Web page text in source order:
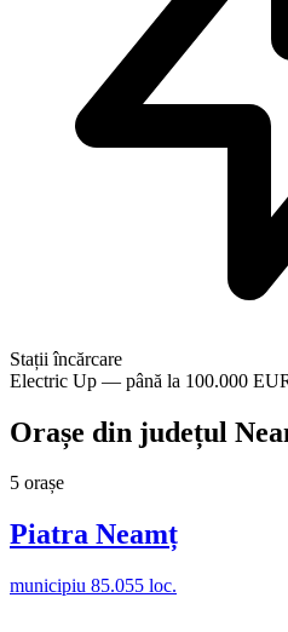
Stații încărcare
Electric Up — până la 100.000
Orașe din județul
5 orașe
Piatra Neamț
municipiu 85.055 loc.